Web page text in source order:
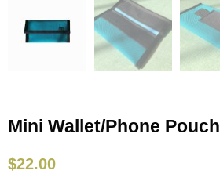
Mini Wallet/Phone Pouch
$22.00